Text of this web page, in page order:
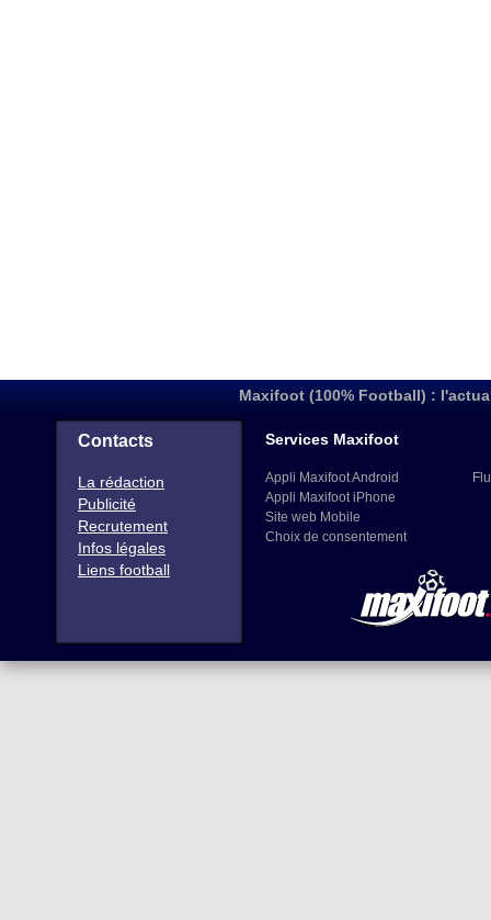
Maxifoot (100% Football) :
Contacts
La rédaction
Publicité
Recrutement
Infos légales
Liens football
Services Maxifoot
Appli Maxifoot Android
Appli Maxifoot iPhone
Site web Mobile
Choix de consentement